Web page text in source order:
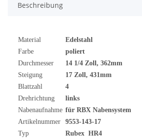
Beschreibung
Material
Edelstahl
Farbe
poliert
Durchmesser
14 1/4 Zoll, 362mm
Steigung
17 Zoll, 431mm
Blattzahl
4
Drehrichtung
links
Nabenaufnahme für RBX Nabensystem
Artikelnummer
9553-143-17
Typ
Rubex HR4